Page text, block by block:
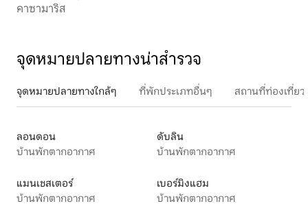
คาซามาริส
จุดหมายปลายทางน่าสำรวจ
จุดหมายปลายทางใกล้ๆ ที่พักประเภทอื่นๆ สถานที่ท่องเที่ย
ลอนดอน
บ้านพักตากอากาศ
ดับลิน
บ้านพักตากอากาศ
แมนเชสเตอร์
บ้านพักตากอากาศ
เบอร์มิงแฮม
บ้านพักตากอากาศ